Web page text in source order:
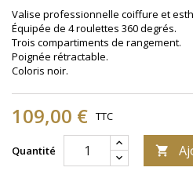
Valise professionnelle coiffure et
Équipée de 4 roulettes 360 degrés.
Trois compartiments de rangement.
Poignée rétractable.
Coloris noir.
109,00 € TTC
Quantité 